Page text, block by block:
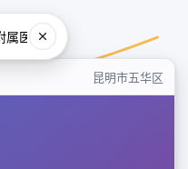
昆明市五华区